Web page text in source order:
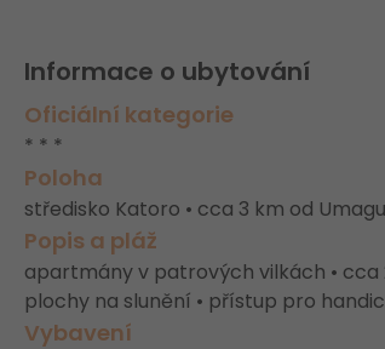
Informace o ubytování
Oficiální kategorie
* * *
Poloha
středisko Katoro • cca 3 km od
Popis a pláž
apartmány v patrových vilkách •
plochy na slunění • přístup pro
Vybavení